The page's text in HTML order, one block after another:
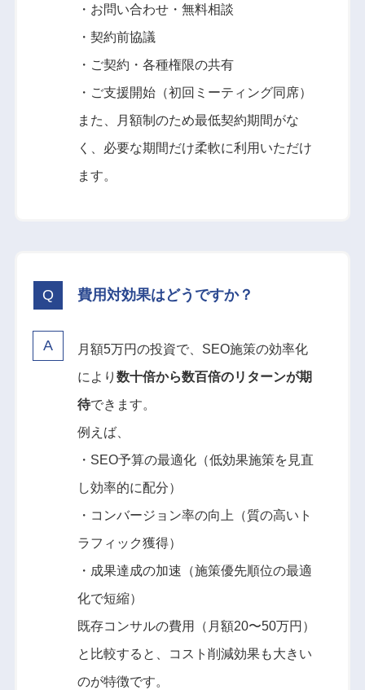
・お問い合わせ・無料相談
・契約前協議
・ご契約・各種権限の共有
・ご支援開始（初回ミーティング同席）
また、月額制のため最低契約期間がな
く、必要な期間だけ柔軟に利用いただけ
ます。
費用対効果はどうですか？
月額5万円の投資で、SEO施策の効率化
により 数十倍から数百倍のリターンが期
待できます。
例えば、
・SEO予算の最適化（低効果施策を見直
し効率的に配分）
・コンバージョン率の向上（質の高いト
ラフィック獲得）
・成果達成の加速（施策優先順位の最適
化で短縮）
既存コンサルの費用（月額20〜50万円）
と比較すると、コスト削減効果も大きい
のが特徴です。